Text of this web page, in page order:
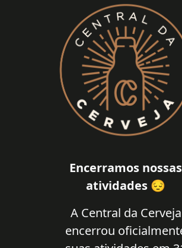
Encerramos nossas
atividades 😔
A Central da Cerveja
encerrou